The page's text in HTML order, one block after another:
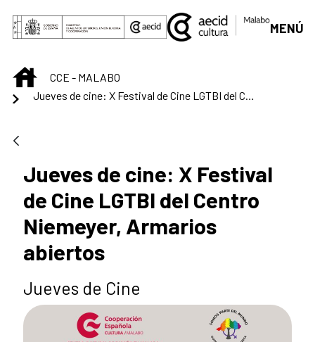
Saltar al contenido principal
MENÚ
INICIOCCE - MALABO
Jueves de cine: X Festival de Cine LGTBI del Centro Niemeyer, Armarios abiertos
Jueves de cine: X Festival
de Cine LGTBI del Centro
Niemeyer, Armarios
abiertos
Jueves de Cine